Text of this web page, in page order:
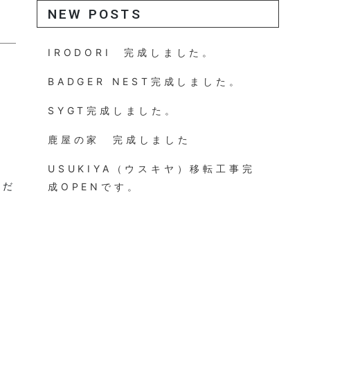
NEW POSTS
IRODORI 完成しました。
BADGER NEST完成しました。
SYGT完成しました。
鹿屋の家 完成しました
USUKIYA（ウスキヤ）移転工事完
成OPENです。